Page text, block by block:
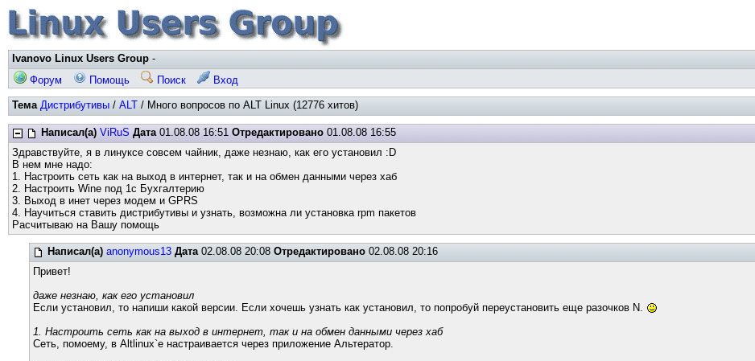
Ivanovo Linux Users Group -
Форум
Помощь Поиск Вход
Тема Дистрибутивы / ALT / Много вопросов по ALT Linux (12776 хитов)
Написал(а) ViRuS Дата01.08.08 16:51 Отредактировано 01.08.08 16:55
Здравствуйте, я в линуксе совсем чайник, даже незнаю, как его установил :D
В нем мне надо:
1. Настроить сеть как на выход в интернет, так и на обмен данными через хаб
2. Настроить Wine под 1с Бухгалтерию
3. Выход в инет через модем и GPRS
4. Научиться ставить дистрибутивы и узнать, возможна ли установка rpm пакетов
Расчитываю на Вашу помощь
Написал(а) anonymous13 Дата02.08.08 20:08Отредактировано 02.08.08 20:16
Привет!
даже незнаю, как его установил
Если установил, то напиши какой версии. Если хочешь узнать как установил, то попробуй переустановить еще разочков N.
1. Настроить сеть как на выход в интернет, так и на обмен данными через хаб
Сеть, помоему, в Altlinux`е настраивается через приложение Альтератор.